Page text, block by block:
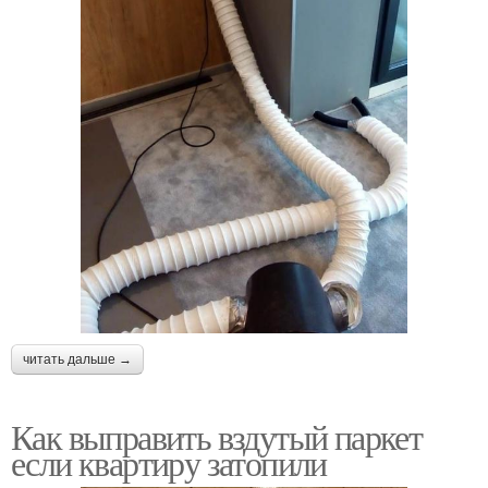
читать дальше →
Как выправить вздутый паркет
если квартиру затопили